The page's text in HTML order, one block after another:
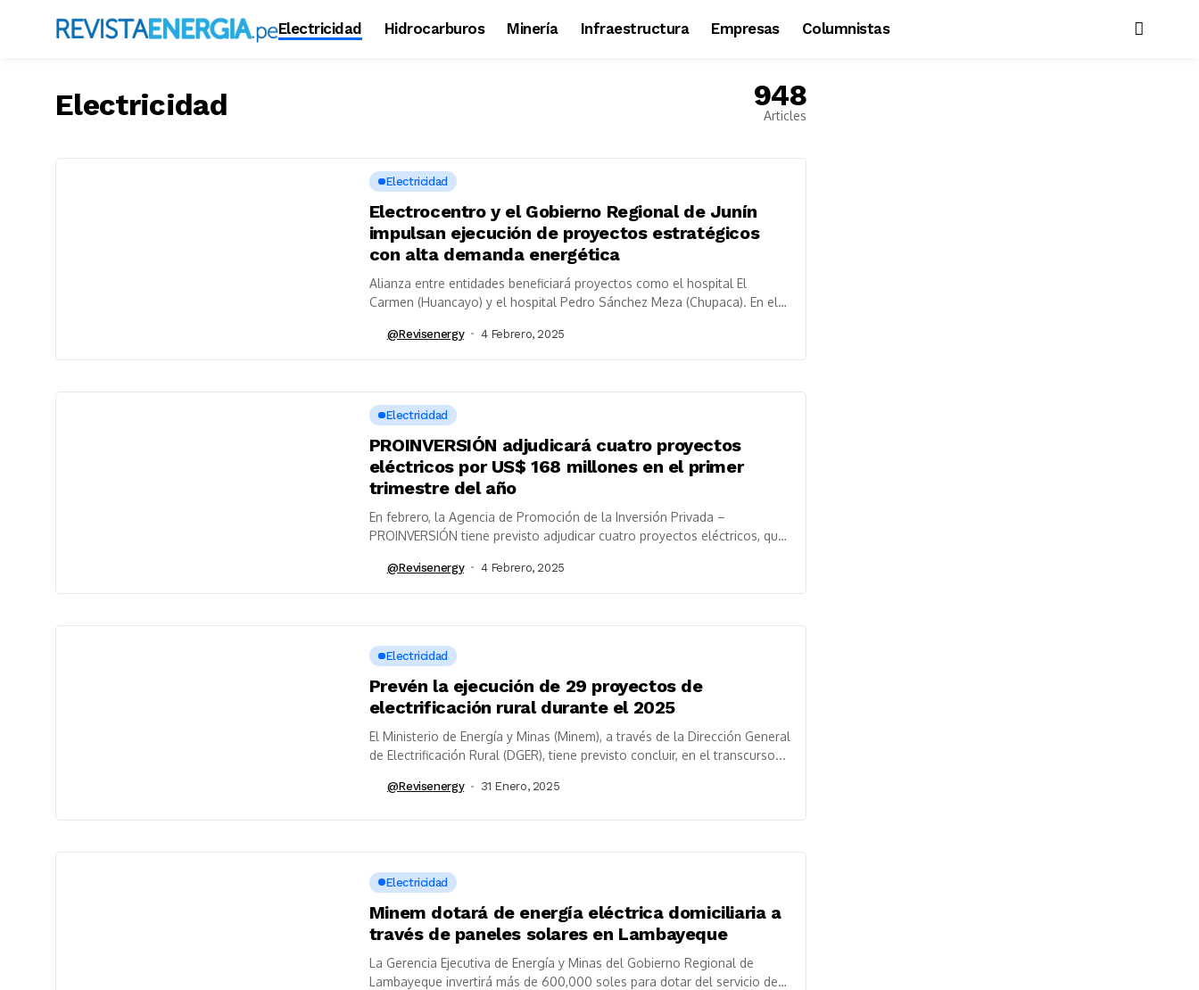
Electricidad Hidrocarburos Minería Infraestructura Empresas Columnistas
Electricidad 948
Articles
Electricidad
Electrocentro y el Gobierno Regional de Junín
impulsan ejecución de proyectos estratégicos
con alta demanda energética
Alianza entre entidades beneficiará proyectos como el hospital El
Carmen (Huancayo) y el hospital Pedro Sánchez Meza (Chupaca). En el
@revisenergy 4 Febrero, 2025
Electricidad
PROINVERSIÓN adjudicará cuatro proyectos
eléctricos por US$ 168 millones en el primer
trimestre del año
En febrero, la Agencia de Promoción de la Inversión Privada –
PROINVERSIÓN tiene previsto adjudicar cuatro proyectos eléctricos, que
@revisenergy 4 Febrero, 2025
Electricidad
Prevén la ejecución de 29 proyectos de
electrificación rural durante el 2025
El Ministerio de Energía y Minas (Minem), a través de la Dirección General
de Electrificación Rural (DGER), tiene previsto concluir, en el transcurso...
@revisenergy 31 Enero, 2025
Electricidad
Minem dotará de energía eléctrica domiciliaria a
través de paneles solares en Lambayeque
La Gerencia Ejecutiva de Energía y Minas del Gobierno Regional de
Lambayeque invertirá más de 600,000 soles para dotar del servicio de